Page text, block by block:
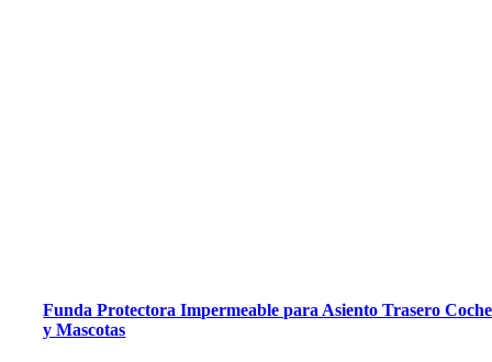
Funda Protectora Impermeable para Asiento Trasero Coche
y Mascotas